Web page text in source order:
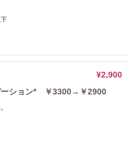
¥2,900
ーション* ￥3300→￥2900